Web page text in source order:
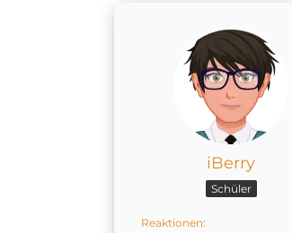
iBerry
Schüler
Reaktionen